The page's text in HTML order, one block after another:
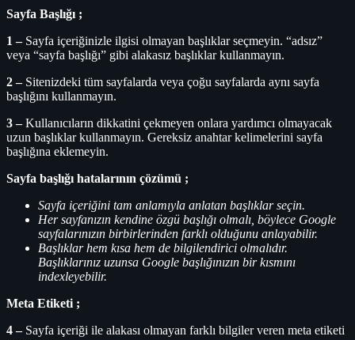
Sayfa Başlığı ;
1 –Sayfa içeriğinizle ilgisi olmayan başlıklar seçmeyin. “adsız”
veya “sayfa başlığı” gibi alakasız başlıklar kullanmayın.
2 –Sitenizdeki tüm sayfalarda veya çoğu sayfalarda aynı sayfa
başlığını kullanmayın.
3 –Kullanıcıların dikkatini çekmeyen onlara yardımcı olmayacak
uzun başlıklar kullanmayın. Gereksiz anahtar kelimelerini sayfa
başlığına eklemeyin.
Sayfa başlığı hatalarının çözümü ;
Sayfa içeriğini tam anlamıyla anlatan başlıklar seçin.
Her sayfanızın kendine özgü başlığı olmalı, böylece Google
sayfalarınızın birbirlerinden farklı olduğunu anlayabilir.
Başlıklar hem kısa hem de bilgilendirici olmalıdır.
Başlıklarınız uzunsa Google başlığınızın bir kısmını
indexleyebilir.
Meta Etiketi ;
4 –Sayfa içeriği ile alakası olmayan farklı bilgiler veren meta etiketi